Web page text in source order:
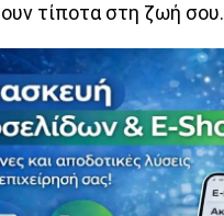
τίποτα στη ζωή σου.